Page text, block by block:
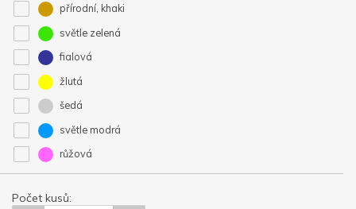
přírodní, khaki
světle zelená
fialová
žlutá
šedá
světle modrá
růžová
Počet kusů: